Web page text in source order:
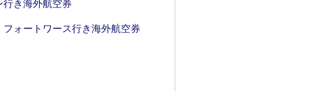
行き海外航空券
フォートワース行き海外航空券